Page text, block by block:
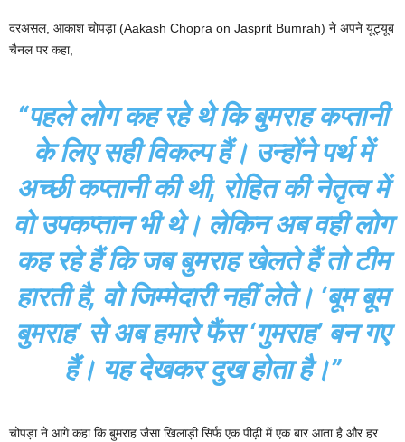
दरअसल, आकाश चोपड़ा (Aakash Chopra on Jasprit Bumrah) ने अपने यूट्यूब
चैनल पर कहा,
“पहले लोग कह रहे थे कि बुमराह कप्तानी
के लिए सही विकल्प हैं। उन्होंने पर्थ में
अच्छी कप्तानी की थी, रोहित की नेतृत्व में
वो उपकप्तान भी थे। लेकिन अब वही लोग
कह रहे हैं कि जब बुमराह खेलते हैं तो टीम
हारती है, वो जिम्मेदारी नहीं लेते। ‘बूम बूम
बुमराह’ से अब हमारे फैंस ‘गुमराह’ बन गए
हैं। यह देखकर दुख होता है।”
चोपड़ा ने आगे कहा कि बुमराह जैसा खिलाड़ी सिर्फ एक पीढ़ी में एक बार आता है और हर